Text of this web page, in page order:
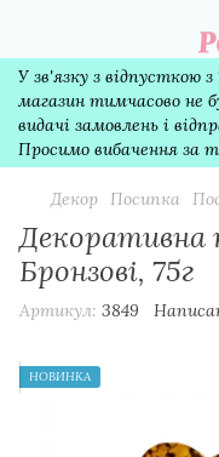
У зв'язку з відпусткою
магазин тимчасово не
видачі замовлень і
Просимо вибачення за
Декор Посипка
Декоративна
Бронзові, 75г
Артикул: 3849
НОВИНКА